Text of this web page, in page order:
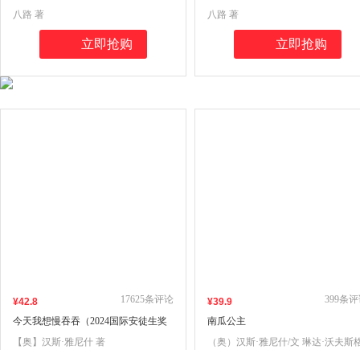
（中国少年安全救援小说；传递安全
意识，培养自救技能，学会保护自
己；学会生存，成为强者！）
八路 著
立即抢购
（中国少年安全救援小说；传递安
意识，培养自救技能，学会保护自
己；学会生存，成为强者！）
八路 著
立即抢购
¥42.8
今天我想慢吞吞（2024国际安徒生奖
作家奖）
17625条评论
【奥】汉斯·雅尼什 著
¥39.9
南瓜公主
399条
（奥）汉斯·雅尼什/文 琳达·沃夫斯